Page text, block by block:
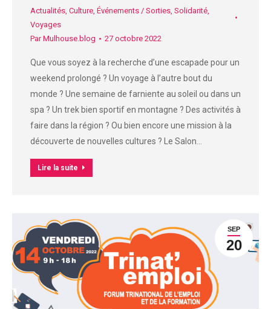
Actualités, Culture, Événements / Sorties, Solidarité,
Voyages
ParMulhouse.blog 27 octobre 2022
Que vous soyez à la recherche d’une escapade pour un
weekend prolongé ? Un voyage à l’autre bout du
monde ? Une semaine de farniente au soleil ou dans un
spa ? Un trek bien sportif en montagne ? Des activités à
faire dans la région ? Ou bien encore une mission à la
découverte de nouvelles cultures ? Le Salon…
Lire la suite
SEP
20